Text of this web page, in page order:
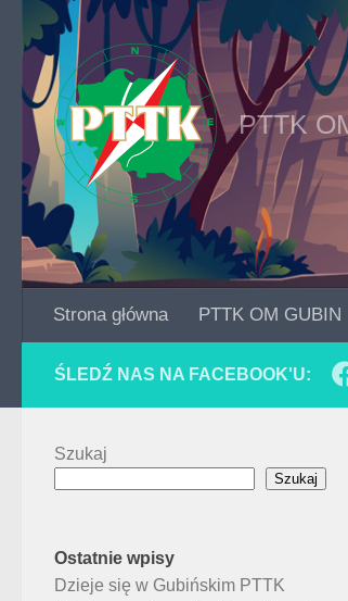
Skip to content
PTTK
Strona główna PTTK OM GUBIN
ŚLEDŹ NAS NA FACEBOOK'U:
Szukaj
Szukaj
Ostatnie wpisy
Dzieje się w Gubińskim PTTK